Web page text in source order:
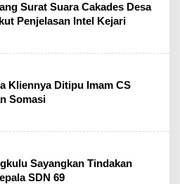
Surat Suara Cakades Desa
Penjelasan Intel Kejari
Kliennya Ditipu Imam CS
Somasi
Sayangkan Tindakan
SDN 69